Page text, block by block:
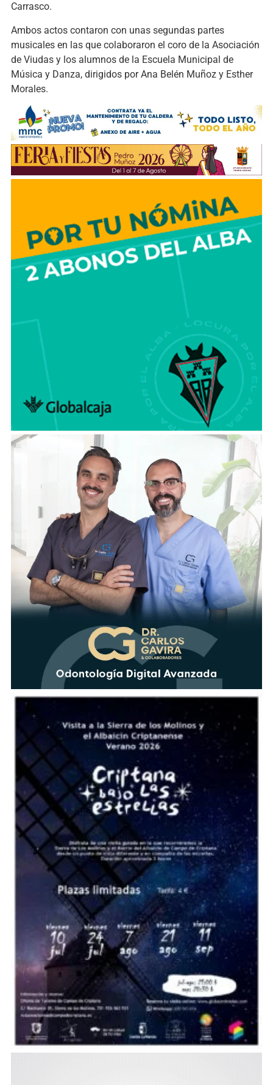
Carrasco.
Ambos actos contaron con unas segundas partes
musicales en las que colaboraron el coro de la Asociación
de Viudas y los alumnos de la Escuela Municipal de
Música y Danza, dirigidos por Ana Belén Muñoz y Esther
Morales.